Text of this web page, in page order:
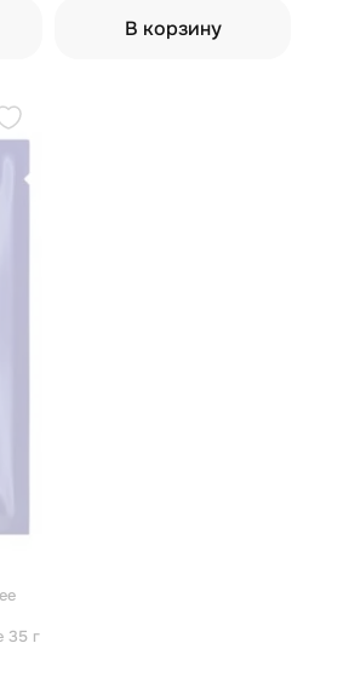
В корзину
35 г